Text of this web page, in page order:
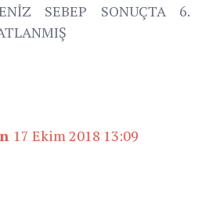
SEBEP SONUÇTA 6.
17 Ekim 2018 13:09